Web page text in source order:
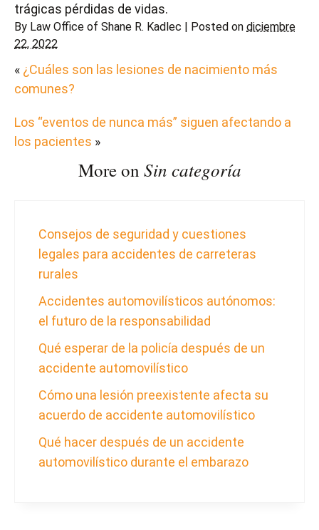
trágicas pérdidas de vidas.
By Law Office of Shane R. Kadlec Posted on diciembre
22, 2022
« ¿Cuáles son las lesiones de nacimiento más
comunes?
Los “eventos de nunca más” siguen afectando a
los pacientes »
More on Sin categoría
Consejos de seguridad y cuestiones
legales para accidentes de carreteras
rurales
Accidentes automovilísticos autónomos:
el futuro de la responsabilidad
Qué esperar de la policía después de un
accidente automovilístico
Cómo una lesión preexistente afecta su
acuerdo de accidente automovilístico
Qué hacer después de un accidente
automovilístico durante el embarazo